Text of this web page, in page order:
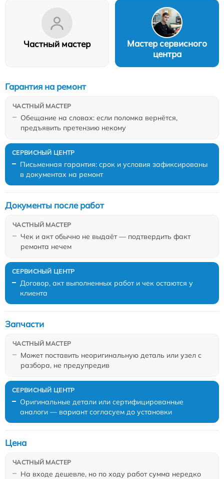
Частный мастер
Мастер сервисного
центра
Обещание на словах: если поломка вернётся,
предъявить претензию некому
Гарантия на ремонт
Письменная гарантия: срок и условия зафиксированы
в документах на ремонт
Чек и акт обычно не выдаёт — подтвердить факт
ремонта нечем
Документы после работ
Договор, акт выполненных работ и чек остаются у
клиента
Может поставить неоригинальную деталь или узел с
разбора, не предупредив
Запчасти
Оригинальные детали или сертифицированные
аналоги — вариант согласуем до установки
На входе дешевле, но по ходу работ сумма нередко
Цена